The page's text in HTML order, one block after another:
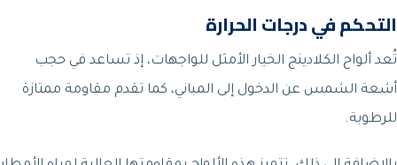
التحكم في درجات الحرارة
تُعد ألواح الكلادينج الخيار الأمثل للواجهات، إذ تساعد في حجب
أشعة الشمس عن الدخول إلى المباني، كما تقدم مقاومة ممتازة
للرطوبة.